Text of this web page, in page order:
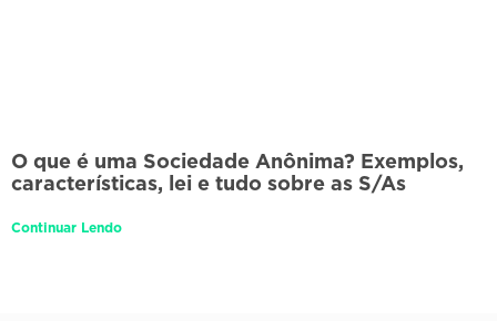
O que é uma Sociedade Anônima? Exemplos,
características, lei e tudo sobre as S/As
Continuar Lendo